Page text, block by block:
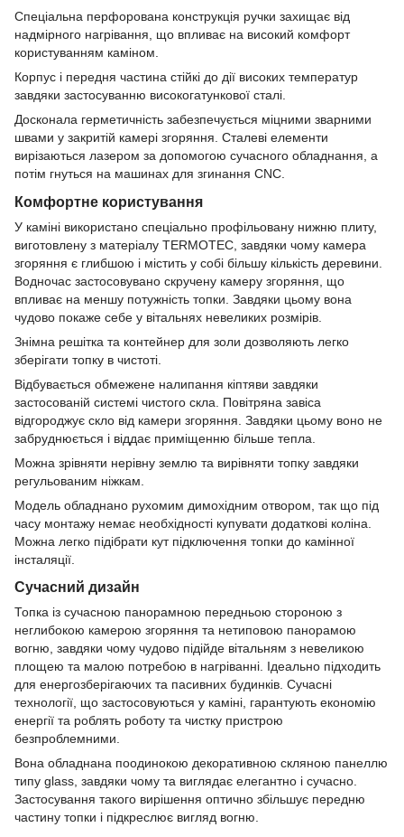
Спеціальна перфорована конструкція ручки захищає від
надмірного нагрівання, що впливає на високий комфорт
користуванням каміном.
Корпус і передня частина стійкі до дії високих температур
завдяки застосуванню високогатункової сталі.
Досконала герметичність забезпечується міцними зварними
швами у закритій камері згоряння. Сталеві елементи
вирізаються лазером за допомогою сучасного обладнання, а
потім гнуться на машинах для згинання CNC.
Комфортне користування
У каміні використано спеціально профільовану нижню плиту,
виготовлену з матеріалу TERMOTEC, завдяки чому камера
згоряння є глибшою і містить у собі більшу кількість деревини.
Водночас застосовувано скручену камеру згоряння, що
впливає на меншу потужність топки. Завдяки цьому вона
чудово покаже себе у вітальнях невеликих розмірів.
Знімна решітка та контейнер для золи дозволяють легко
зберігати топку в чистоті.
Відбувається обмежене налипання кіптяви завдяки
застосованій системі чистого скла. Повітряна завіса
відгороджує скло від камери згоряння. Завдяки цьому воно не
забруднюється і віддає приміщенню більше тепла.
Можна зрівняти нерівну землю та вирівняти топку завдяки
регульованим ніжкам.
Модель обладнано рухомим димохідним отвором, так що під
часу монтажу немає необхідності купувати додаткові коліна.
Можна легко підібрати кут підключення топки до камінної
інсталяції.
Сучасний дизайн
Топка із сучасною панорамною передньою стороною з
неглибокою камерою згоряння та нетиповою панорамою
вогню, завдяки чому чудово підійде вітальням з невеликою
площею та малою потребою в нагріванні. Ідеально підходить
для енергозберігаючих та пасивних будинків. Сучасні
технології, що застосовуються у каміні, гарантують економію
енергії та роблять роботу та чистку пристрою
безпроблемними.
Вона обладнана поодинокою декоративною скляною панеллю
типу glass, завдяки чому та виглядає елегантно і сучасно.
Застосування такого вирішення оптично збільшує передню
частину топки і підкреслює вигляд вогню.